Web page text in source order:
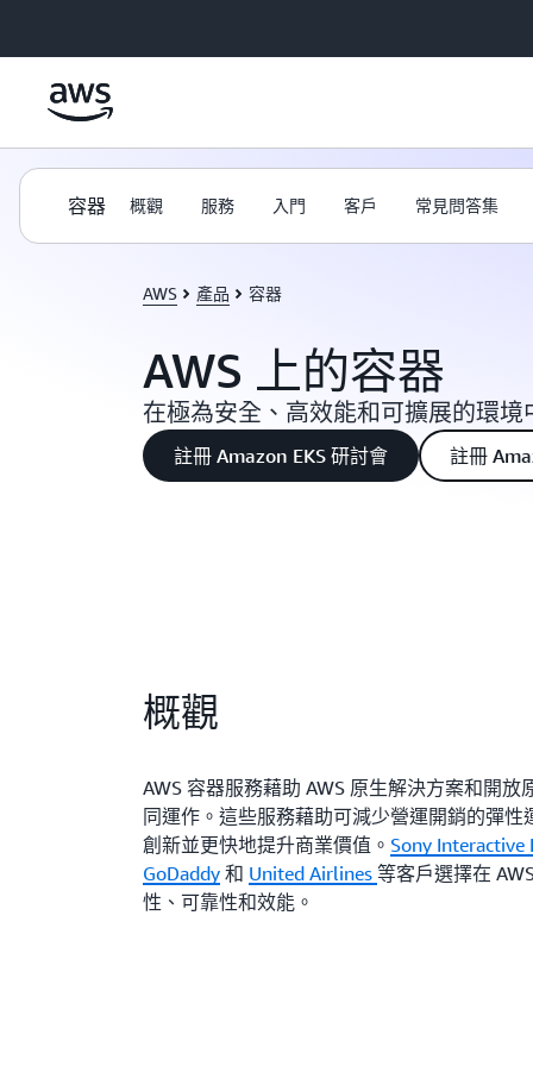
容器 概觀 服務 入門 客戶 常見問答集
AWS 產品 容器
AWS 上的容器
在極為安全、高效能和可擴展的環境
註冊 Amazon EKS 研討會 註冊
概觀
AWS 容器服務藉助 AWS 原生解決方案和開
同運作。這些服務藉助可減少營運開銷的彈
創新並更快地提升商業價值。 Sony
GoDaddy 和 United Airlines等客戶選擇在
性、可靠性和效能。